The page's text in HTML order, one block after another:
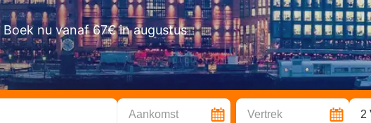
Boek nu vanaf 67€ in augustus
Aankomst Vertrek 2